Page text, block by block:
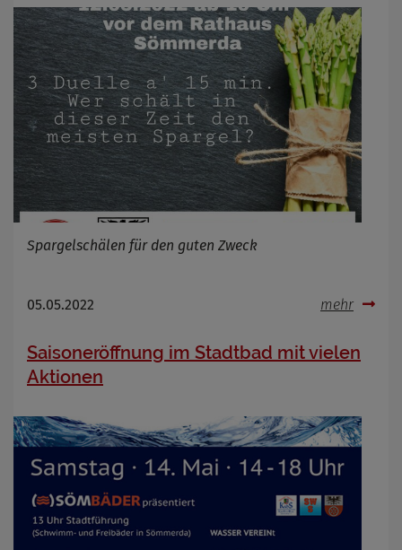
Spargelschälen für den guten Zweck
05.05.2022 mehr
Saisoneröffnung im Stadtbad mit vielen
Aktionen